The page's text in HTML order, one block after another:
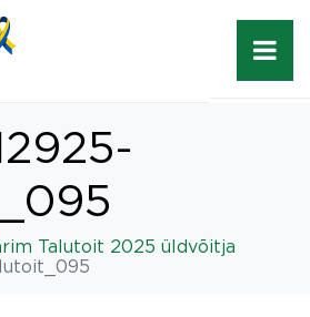
Talutoit 2025 üldvõitja